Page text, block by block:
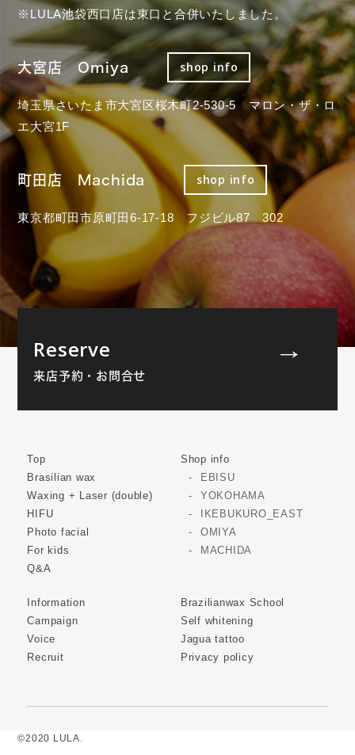
※LULA池袋西口店は東口と合併いたしました。
大宮店 Omiya shop info
埼玉県さいたま市大宮区桜木町2-530-5 マロン・ザ・ロ
エ大宮1F
町田店 Machida shop info
東京都町田市原町田6-17-18 フジビル87 302
Reserve
来店予約・お問合せ
Top
Brasilian wax
Waxing + Laser (double)
HIFU
Photo facial
For kids
Q&A
Shop info
EBISU
YOKOHAMA
IKEBUKURO_EAST
OMIYA
MACHIDA
Information
Campaign
Voice
Recruit
Brazilianwax School
Self whitening
Jagua tattoo
Privacy policy
©2020 LULA.